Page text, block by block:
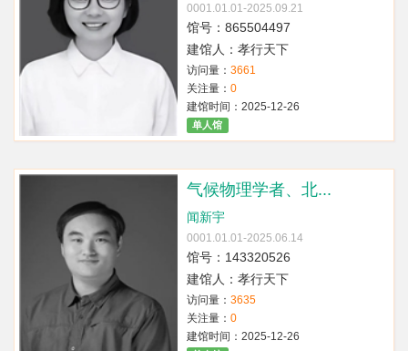
0001.01.01-2025.09.21
馆号：865504497
建馆人：孝行天下
访问量： 3661
关注量： 0
建馆时间：2025-12-26
单人馆
气候物理学者、北...
闻新宇
0001.01.01-2025.06.14
馆号：143320526
建馆人：孝行天下
访问量： 3635
关注量： 0
建馆时间：2025-12-26